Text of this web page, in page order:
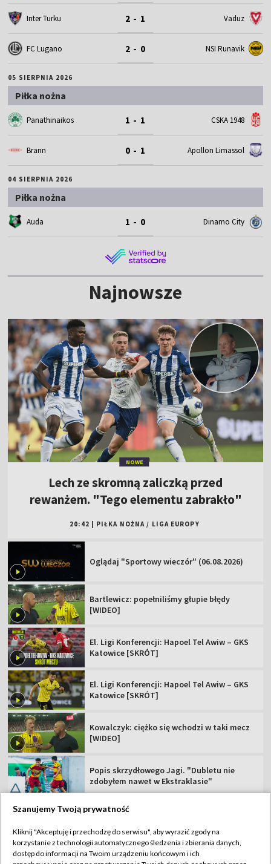
Inter Turku 2 - 1 Vaduz
FC Lugano 2 - 0 NSI Runavik
05 SIERPNIA 2026
Piłka nożna
Panathinaikos 1 - 1 CSKA 1948
Brann 0 - 1 Apollon Limassol
04 SIERPNIA 2026
Piłka nożna
Auda 1 - 0 Dinamo City
Najnowsze
NOWE
Lech ze skromną zaliczką przed
rewanżem. "Tego elementu zabrakło"
20:42 PIŁKA NOŻNA / LIGA EUROPY
Oglądaj "Sportowy wieczór" (06.08.2026)
Bartlewicz: popełniliśmy głupie błędy
[WIDEO]
El. Ligi Konferencji: Hapoel Tel Awiw – GKS
Katowice [SKRÓT]
El. Ligi Konferencji: Hapoel Tel Awiw – GKS
Katowice [SKRÓT]
Kowalczyk: ciężko się wchodzi w taki mecz
[WIDEO]
Popis skrzydłowego Jagi. "Dubletu nie
zdobyłem nawet w Ekstraklasie"
TVP
Szanujemy Twoją prywatność
Kliknij "Akceptuję i przechodzę do serwisu", aby wyrazić zgody na
korzystanie z technologii automatycznego śledzenia i zbierania danych,
dostęp do informacji na Twoim urządzeniu końcowym i ich